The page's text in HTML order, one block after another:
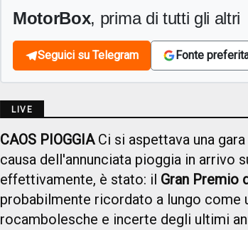
MotorBox, prima di tutti gli altri
Seguici su Telegram Fonte
LIVE
CAOS PIOGGIACi si aspettava una
causa dell'annunciata pioggia in arrivo
effettivamente, è stato: il Gran Premio
probabilmente ricordato a lungo come
rocambolesche e incerte degli ultimi